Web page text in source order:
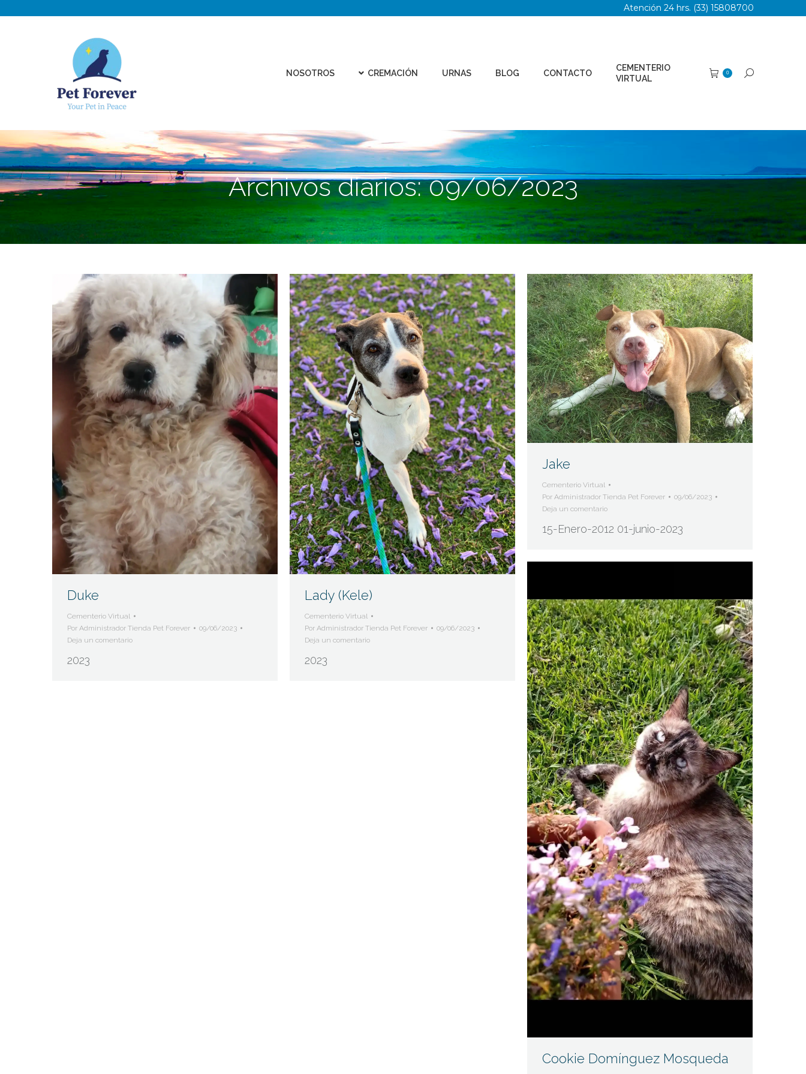
Atención 24 hrs. (33) 15808700
NOSOTROS CREMACIÓN URNAS BLOG CONTACTO
CEMENTERIO
VIRTUAL
0 Buscar:
Archivos diarios:09/06/2023
Duke
Cementerio Virtual
Por Administrador Tienda Pet Forever
09/06/2023
Deja un comentario
2023
Lady (Kele)
Cementerio Virtual
Por Administrador Tienda Pet Forever
09/06/2023
Deja un comentario
2023
Jake
Cementerio Virtual
Por Administrador Tienda Pet Forever
09/06/2023
Deja un comentario
15-Enero-2012 01-junio-2023
Cookie Domínguez Mosqueda
CEMENTERIO